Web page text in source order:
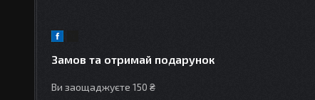
Замов та отримай подарунок
Ви заощаджуєте 150 ₴